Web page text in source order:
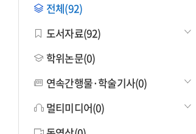
전체(92)
도서자료(92)
학위논문(0)
연속간행물·학술기사(0)
멀티미디어(0)